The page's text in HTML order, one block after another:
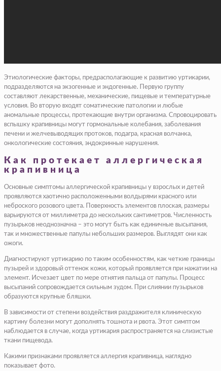
Этиологические факторы, предрасполагающие к развитию уртикарии,
подразделяются на экзогенные и эндогенные. Первую группу
составляют лекарственные, механические, пищевые и температурные
условия. Во вторую входят соматические патологии и любые
аномальные процессы, протекающие внутри организма. Спровоцировать
вспышку крапивницы могут гормональные колебания, заболевания
печени и желчевыводящих протоков, подагра, красная волчанка,
онкологические состояния, эндокринные нарушения.
Как протекает аллергическая
крапивница
Основные симптомы аллергической крапивницы у взрослых и детей
проявляются хаотично расположенными волдырями красного или
неброского розового цвета. Поверхность элементов плоская, размеры
варьируются от миллиметра до нескольких сантиметров. Численность
пузырьков неоднозначна – это могут быть как единичные высыпания,
так и множественные папулы небольших размеров. Выглядят они как
ожоги.
Диагностируют уртикарию по таким особенностям, как четкие границы
пузырей и здоровый оттенок кожи, который проявляется при нажатии на
элемент. Исчезает цвет по мере отнятия пальца от папулы. Процесс
высыпаний сопровождается сильным зудом. При слиянии пузырьков
образуются крупные бляшки.
В зависимости от степени воздействия раздражителя клиническую
картину болезни могут дополнять тошнота и рвота. Этот симптом
наблюдается в случае, когда уртикария распространяется на слизистые
ткани пищевода.
Какими признаками проявляется аллергия крапивница, наглядно
показывает фото.